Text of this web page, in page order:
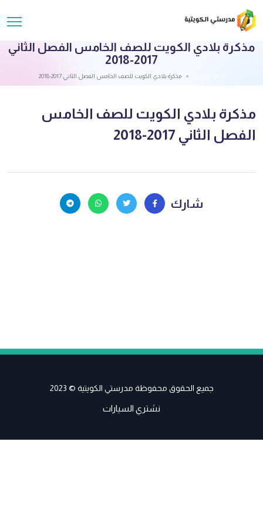
مذكرة بلادي الكويت للصف الخامس الفصل الثاني
2017-2018
مذكرة بلادي الكويت للصف الخامس الفصل الثاني 2017-2018
مذكرة بلادي الكويت للصف الخامس
الفصل الثاني 2017-2018
شارك
جميع الحقوق محفوظة مدرستي الكويتية © 2023
نشتري السيارات